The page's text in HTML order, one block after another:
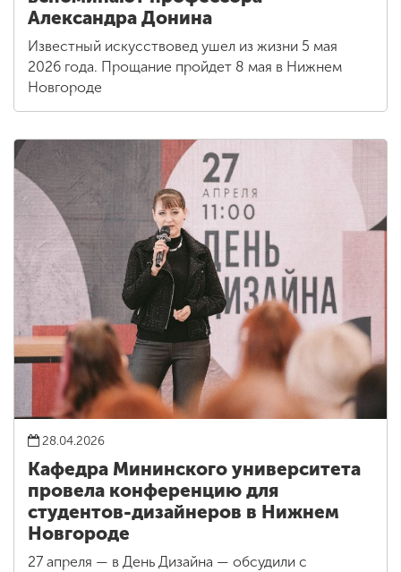
Александра Донина
Известный искусствовед ушел из жизни 5 мая
2026 года. Прощание пройдет 8 мая в Нижнем
Новгороде
28.04.2026
Кафедра Мининского университета
провела конференцию для
студентов-дизайнеров в Нижнем
Новгороде
27 апреля — в День Дизайна — обсудили с